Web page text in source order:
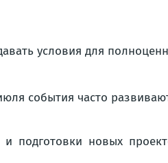
условия для
события часто
подготовки новых